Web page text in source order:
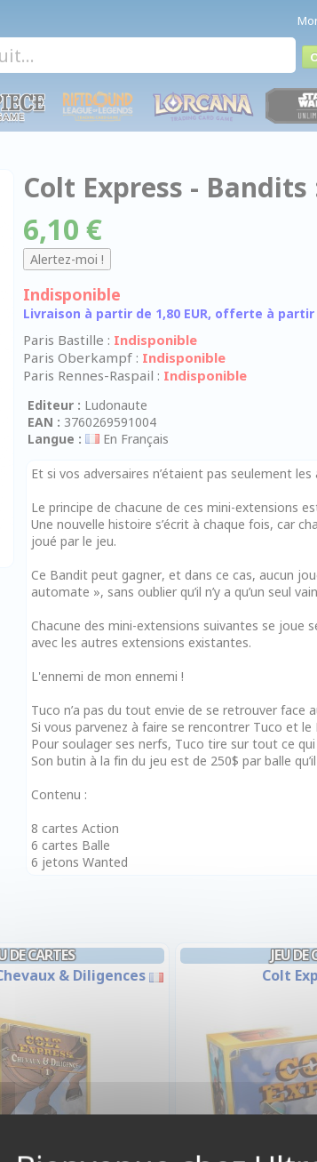
Colt Express - Bandits
6,10 €
Indisponible
Livraison à partir de 1,80 EUR, offerte à
Paris Bastille : Indisponible
Paris Oberkampf : Indisponible
Paris Rennes-Raspail : Indisponible
Editeur : Ludonaute
EAN : 3760269591004
Langue :
En Français
Et si vos adversaires n’étaient pas seulement
Le principe de chacune de ces mini-extensions
Une nouvelle histoire s’écrit à chaque fois, car
joué par le jeu.
Ce Bandit peut gagner, et dans ce cas, aucun
automate », sans oublier qu’il n’y a qu’un seul
Chacune des mini-extensions suivantes se joue
avec les autres extensions existantes.
L'ennemi de mon ennemi !
Tuco n’a pas du tout envie de se retrouver face
Si vous parvenez à faire se rencontrer Tuco et
Pour soulager ses nerfs, Tuco tire sur tout ce
Son butin à la fin du jeu est de 250$ par balle
Contenu :
8 cartes Action
6 cartes Balle
6 jetons Wanted
DE CARTES
& Diligences
JEU DE
Colt